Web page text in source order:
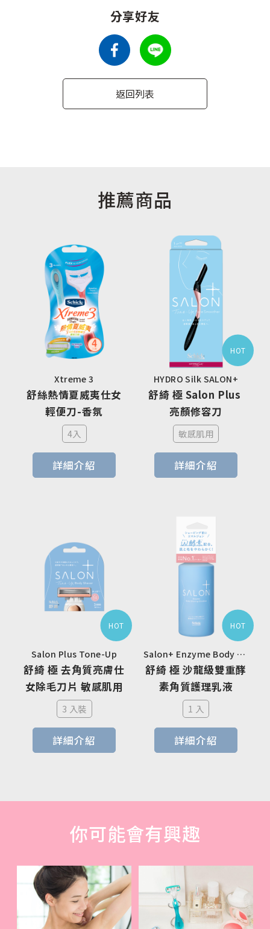
分享好友
返回列表
推薦商品
Xtreme 3
舒絲熱情夏威夷仕女
輕便刀-香氛
4入
詳細介紹
HYDRO Silk SALON+
舒綺 極 Salon Plus
亮顏修容刀
敏感肌用
詳細介紹
HOT
Salon Plus Tone-Up
舒綺 極 去角質亮膚仕
女除毛刀片 敏感肌用
3 入裝
詳細介紹
HOT
Salon+ Enzyme Body Shaving Emulsion
舒綺 極 沙龍級雙重酵
素角質護理乳液
1 入
詳細介紹
HOT
你可能會有興趣